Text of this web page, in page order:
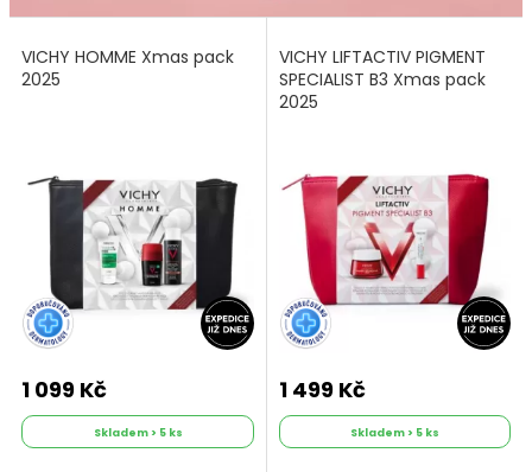
VICHY HOMME Xmas pack
2025
1 099 Kč
Skladem > 5 ks
VICHY LIFTACTIV PIGMENT
SPECIALIST B3 Xmas pack
2025
1 499 Kč
Skladem > 5 ks